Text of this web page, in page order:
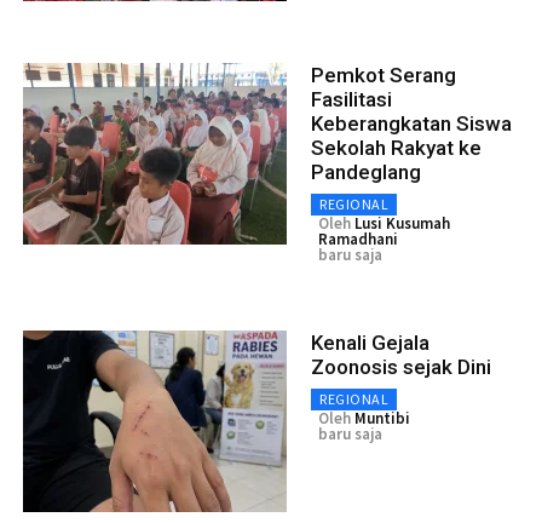
Pemkot Serang
Fasilitasi
Keberangkatan Siswa
Sekolah Rakyat ke
Pandeglang
REGIONAL
Oleh Lusi Kusumah
Ramadhani
baru saja
Kenali Gejala
Zoonosis sejak Dini
REGIONAL
Oleh Muntibi
baru saja